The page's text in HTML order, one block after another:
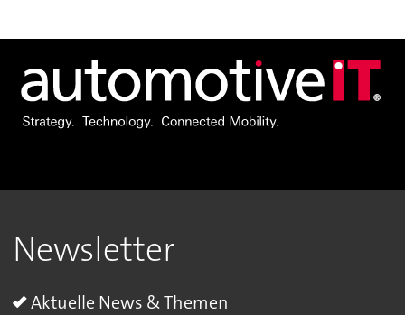
Newsletter
Aktuelle News & Themen